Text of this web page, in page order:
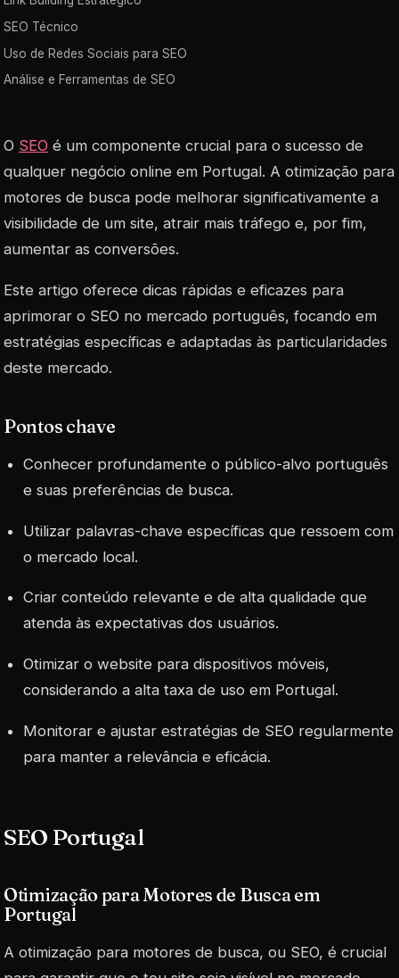
SEO Técnico
Uso de Redes Sociais para SEO
Análise e Ferramentas de SEO
O SEO é um componente crucial para o sucesso de
qualquer negócio online em Portugal. A otimização para
motores de busca pode melhorar significativamente a
visibilidade de um site, atrair mais tráfego e, por fim,
aumentar as conversões.
Este artigo oferece dicas rápidas e eficazes para
aprimorar o SEO no mercado português, focando em
estratégias específicas e adaptadas às particularidades
deste mercado.
Pontos chave
Conhecer profundamente o público-alvo português
e suas preferências de busca.
Utilizar palavras-chave específicas que ressoem com
o mercado local.
Criar conteúdo relevante e de alta qualidade que
atenda às expectativas dos usuários.
Otimizar o website para dispositivos móveis,
considerando a alta taxa de uso em Portugal.
Monitorar e ajustar estratégias de SEO regularmente
para manter a relevância e eficácia.
SEO Portugal
Otimização para Motores de Busca em
Portugal
A otimização para motores de busca, ou SEO, é crucial